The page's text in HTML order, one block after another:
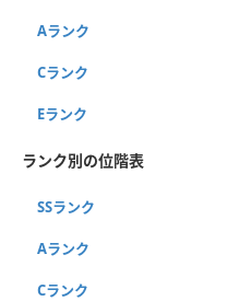
Aランク
Cランク
Eランク
ランク別の位階表
SSランク
Aランク
Cランク